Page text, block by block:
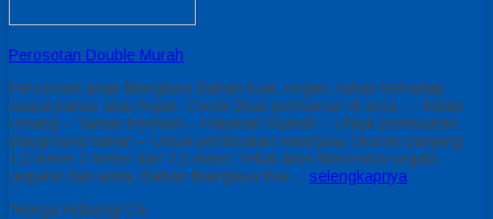
Perosotan Double Murah
Perosotan anak fiberglass Bahan kuat, ringan, tahan terhadap
cuaca panas atau hujan. Cocok Buat permainan di area : – kolam
renang – Taman bermain – Halaman Rumah – Untuk pembuatan
playground taman – Untuk pembuatan waterplay Ukuran panjang
1,5 meter 2 meter dan 2,5 meter Tebal 4mm Menerima segala
request dari anda. Bahan fiberglass free… selengkapnya
*Harga Hubungi CS